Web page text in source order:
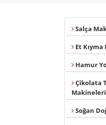
Salça
Et
Hamur
Çikolata
Makineleri
Soğan